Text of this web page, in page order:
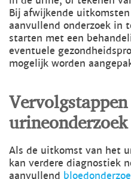
Bij afwijkende
aanvullend onderzoek in
starten met een
eventuele
mogelijk worden
Als de uitkomst van het
kan verdere diagnostiek
aanvullend